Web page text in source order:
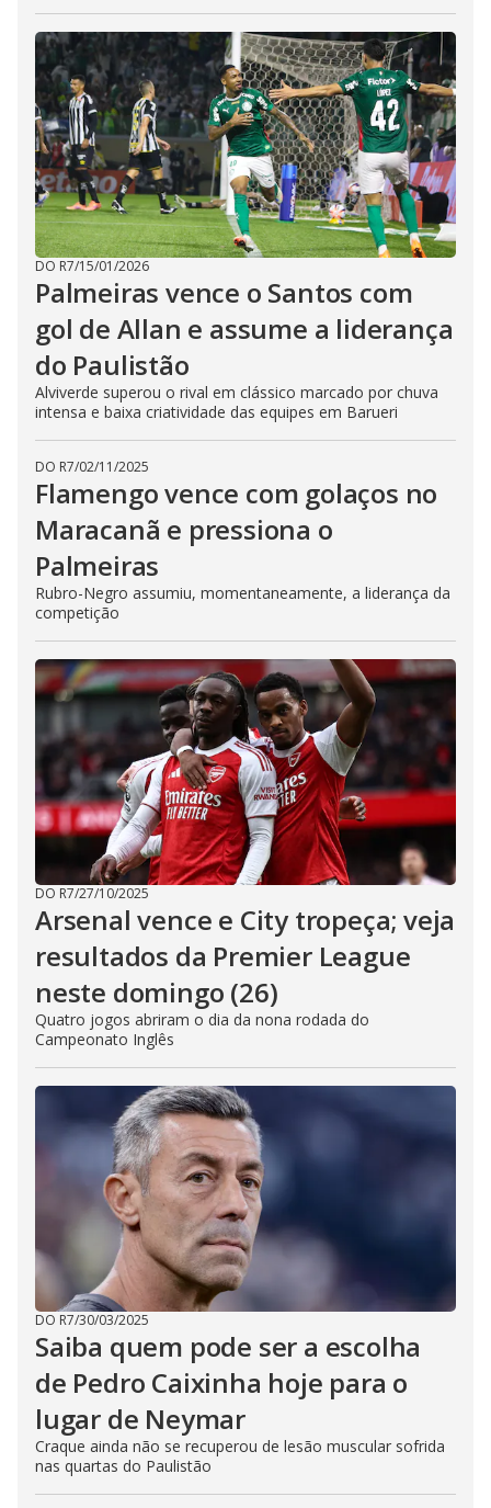
DO R7/15/01/2026
Palmeiras vence o Santos com
gol de Allan e assume a liderança
do Paulistão
Alviverde superou o rival em clássico marcado por chuva
intensa e baixa criatividade das equipes em Barueri
DO R7/02/11/2025
Flamengo vence com golaços no
Maracanã e pressiona o
Palmeiras
Rubro-Negro assumiu, momentaneamente, a liderança da
competição
DO R7/27/10/2025
Arsenal vence e City tropeça; veja
resultados da Premier League
neste domingo (26)
Quatro jogos abriram o dia da nona rodada do
Campeonato Inglês
DO R7/30/03/2025
Saiba quem pode ser a escolha
de Pedro Caixinha hoje para o
lugar de Neymar
Craque ainda não se recuperou de lesão muscular sofrida
nas quartas do Paulistão